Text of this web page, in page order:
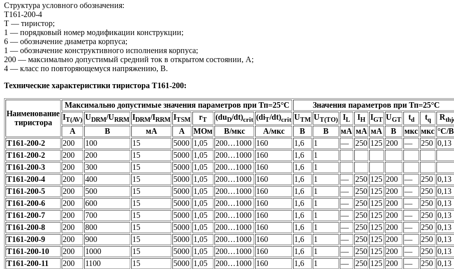
Структура условного обозначения:
Т161-200-4
Т — тиристор;
1 — порядковый номер модификации конструкции;
6 — обозначение диаметра корпуса;
1 — обозначение конструктивного исполнения корпуса;
200 — максимально допустимый средний ток в открытом состоянии, А;
4 — класс по повторяющемуся напряжению, В.
Технические характеристики тиристора Т161-200:
Наименование
тиристора
Максимально допустимые значения параметров при Тп=25°С Значения параметров при Тп=25°С
IT(AV) UDRM/URRM IDRM/IRRM ITSM rT (duD/dt)crit (diT/dt)crit UTM UT(TO) IL IH IGT UGT td tq R
А В мА А МОм В/мкс А/мкс В В мА мА мА В мкс мкс °С/
Т161-200-2
200 100 15 5000 1,05 200…1000 160 1,6 1 — 250 125 200 — 250 0,13
Т161-200-2
200 200 15 5000 1,05 200…1000 160 1,6
1
Т161-200-3
200 300 15 5000 1,05 200…1000 160 1,6
1
Т161-200-4
200 400 15 5000 1,05 200…1000 160 1,6 1 — 250 125 200 — 250 0,13
Т161-200-5
200 500 15 5000 1,05 200…1000 160 1,6 1 — 250 125 200 — 250 0,13
Т161-200-6
200 600 15 5000 1,05 200…1000 160 1,6 1 — 250 125 200 — 250 0,13
Т161-200-7
200 700 15 5000 1,05 200…1000 160 1,6 1 — 250 125 200 — 250 0,13
Т161-200-8
200 800 15 5000 1,05 200…1000 160 1,6 1 — 250 125 200 — 250 0,13
Т161-200-9
200 900 15 5000 1,05 200…1000 160 1,6 1 — 250 125 200 — 250 0,13
Т161-200-10
200 1000 15 5000 1,05 200…1000 160 1,6 1 — 250 125 200 — 250 0,13
Т161-200-11
200 1100 15 5000 1,05 200…1000 160 1,6 1 — 250 125 200 — 250 0,13